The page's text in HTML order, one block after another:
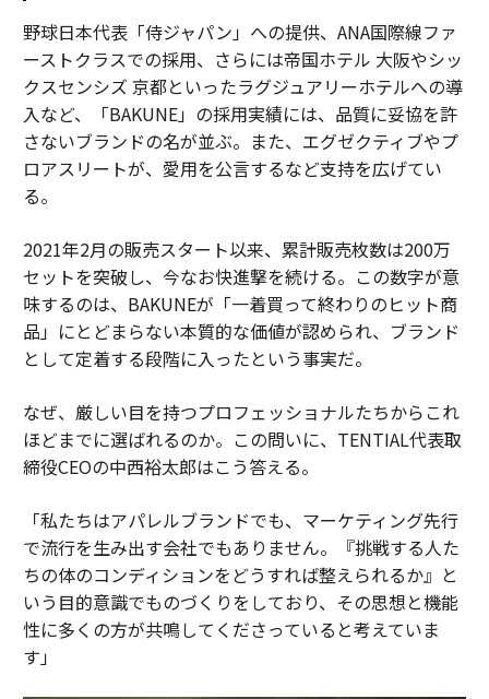
野球日本代表「侍ジャパン」への提供、ANA国際線ファ
ーストクラスでの採用、さらには帝国ホテル 大阪やシッ
クスセンシズ 京都といったラグジュアリーホテルへの導
入など、「BAKUNE」の採用実績には、品質に妥協を許
さないブランドの名が並ぶ。また、エグゼクティブやプ
ロアスリートが、愛用を公言するなど支持を広げてい
る。
2021年2月の販売スタート以来、累計販売枚数は200万
セットを突破し、今なお快進撃を続ける。この数字が意
味するのは、BAKUNEが「一着買って終わりのヒット商
品」にとどまらない本質的な価値が認められ、ブランド
として定着する段階に入ったという事実だ。
なぜ、厳しい目を持つプロフェッショナルたちからこれ
ほどまでに選ばれるのか。この問いに、TENTIAL代表取
締役CEOの中西裕太郎はこう答える。
「私たちはアパレルブランドでも、マーケティング先行
で流行を生み出す会社でもありません。『挑戦する人た
ちの体のコンディションをどうすれば整えられるか』と
いう目的意識でものづくりをしており、その思想と機能
性に多くの方が共鳴してくださっていると考えていま
す」